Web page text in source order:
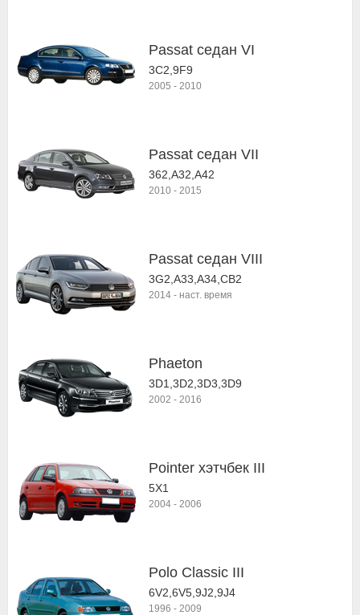
Passat седан VI
3C2,9F9
2005 - 2010
Passat седан VII
362,A32,A42
2010 - 2015
Passat седан VIII
3G2,A33,A34,CB2
2014 - наст. время
Phaeton
3D1,3D2,3D3,3D9
2002 - 2016
Pointer хэтчбек III
5X1
2004 - 2006
Polo Classic III
6V2,6V5,9J2,9J4
1996 - 2009